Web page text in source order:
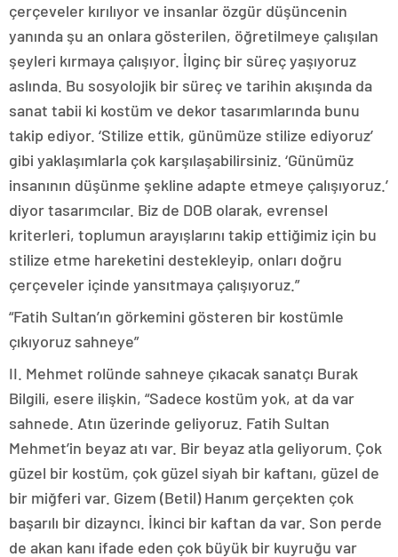
çerçeveler kırılıyor ve insanlar özgür düşüncenin
yanında şu an onlara gösterilen, öğretilmeye çalışılan
şeyleri kırmaya çalışıyor. İlginç bir süreç yaşıyoruz
aslında. Bu sosyolojik bir süreç ve tarihin akışında da
sanat tabii ki kostüm ve dekor tasarımlarında bunu
takip ediyor. ‘Stilize ettik, günümüze stilize ediyoruz’
gibi yaklaşımlarla çok karşılaşabilirsiniz. ‘Günümüz
insanının düşünme şekline adapte etmeye çalışıyoruz.’
diyor tasarımcılar. Biz de DOB olarak, evrensel
kriterleri, toplumun arayışlarını takip ettiğimiz için bu
stilize etme hareketini destekleyip, onları doğru
çerçeveler içinde yansıtmaya çalışıyoruz.”
“Fatih Sultan’ın görkemini gösteren bir kostümle
çıkıyoruz sahneye”
II. Mehmet rolünde sahneye çıkacak sanatçı Burak
Bilgili, esere ilişkin, “Sadece kostüm yok, at da var
sahnede. Atın üzerinde geliyoruz. Fatih Sultan
Mehmet’in beyaz atı var. Bir beyaz atla geliyorum. Çok
güzel bir kostüm, çok güzel siyah bir kaftanı, güzel de
bir miğferi var. Gizem (Betil) Hanım gerçekten çok
başarılı bir dizayncı. İkinci bir kaftan da var. Son perde
de akan kanı ifade eden çok büyük bir kuyruğu var